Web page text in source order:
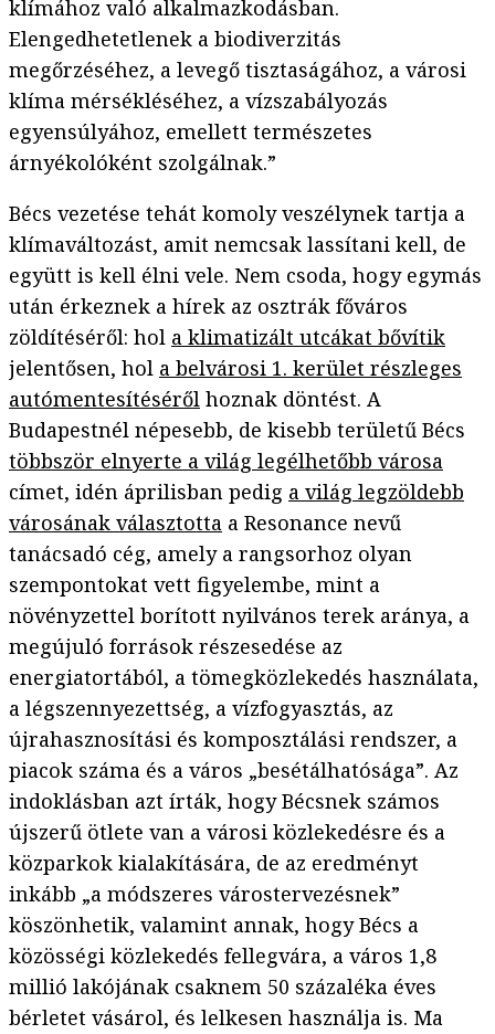
klímához való alkalmazkodásban.
Elengedhetetlenek a biodiverzitás
megőrzéséhez, a levegő tisztaságához, a városi
klíma mérsékléséhez, a vízszabályozás
egyensúlyához, emellett természetes
árnyékolóként szolgálnak.”
Bécs vezetése tehát komoly veszélynek tartja a
klímaváltozást, amit nemcsak lassítani kell, de
együtt is kell élni vele. Nem csoda, hogy egymás
után érkeznek a hírek az osztrák főváros
zöldítéséről: hol a klimatizált utcákat bővítik
jelentősen, hol a belvárosi 1. kerület részleges
autómentesítéséről hoznak döntést. A
Budapestnél népesebb, de kisebb területű Bécs
többször elnyerte a világ legélhetőbb városa
címet, idén áprilisban pedig a világ legzöldebb
városának választotta a Resonance nevű
tanácsadó cég, amely a rangsorhoz olyan
szempontokat vett figyelembe, mint a
növényzettel borított nyilvános terek aránya, a
megújuló források részesedése az
energiatortából, a tömegközlekedés használata,
a légszennyezettség, a vízfogyasztás, az
újrahasznosítási és komposztálási rendszer, a
piacok száma és a város „besétálhatósága”. Az
indoklásban azt írták, hogy Bécsnek számos
újszerű ötlete van a városi közlekedésre és a
közparkok kialakítására, de az eredményt
inkább „a módszeres várostervezésnek”
köszönhetik, valamint annak, hogy Bécs a
közösségi közlekedés fellegvára, a város 1,8
millió lakójának csaknem 50 százaléka éves
bérletet vásárol, és lelkesen használja is. Ma